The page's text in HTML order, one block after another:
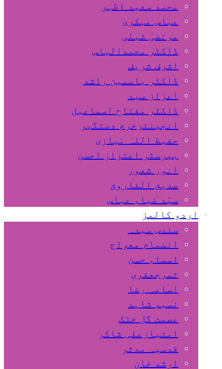
محمد سعید اظہر
عباس مہکری
مرتضیٰ شبلی
ڈاکٹر محمدالیاس
اشرف شریف
ڈاکٹر یاسمین راشد
اعزاز سید
ڈاکٹر مفتاح اسماعیل
انجینئرخرم دستگیر
حفیظ اللہ نیازی
بیرسٹر اعتزاز احسن
انور شعور
صدیق الفاروق
سیّد ضیاء عباس
اردو کالمز
سندس سیدہ
انضمام معراج
اسماء حسن
ثمرجعفری
اسامہ رضا
نسیم شاہد
عصمت گل خٹک
امتیازعلی شاکر
قدسیہ مدثر
ارشد خان